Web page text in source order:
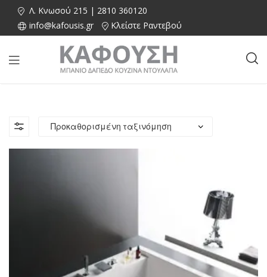
Λ. Κνωσού 215 | 2810 360120
info@kafousis.gr
Κλείστε Ραντεβού